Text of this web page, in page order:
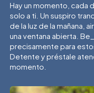
Hay un momento, cada
solo a ti. Un suspiro
de la luz de la mañana,
una ventana abierta.
precisamente para
Detente y préstale
momento.